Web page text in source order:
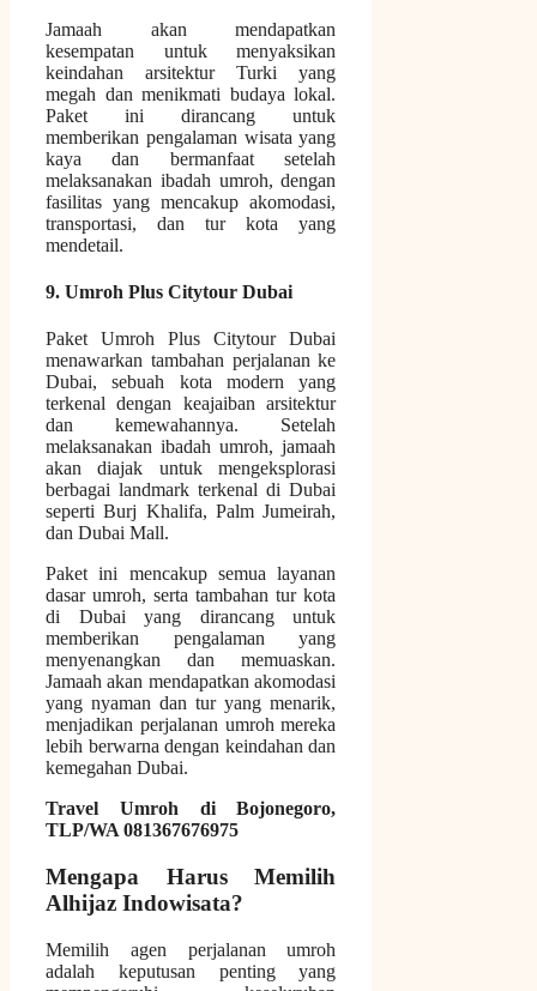
Jamaah akan mendapatkan
kesempatan untuk menyaksikan
keindahan arsitektur Turki yang
megah dan menikmati budaya lokal.
Paket ini dirancang untuk
memberikan pengalaman wisata yang
kaya dan bermanfaat setelah
melaksanakan ibadah umroh, dengan
fasilitas yang mencakup akomodasi,
transportasi, dan tur kota yang
mendetail.
9. Umroh Plus Citytour Dubai
Paket Umroh Plus Citytour Dubai
menawarkan tambahan perjalanan ke
Dubai, sebuah kota modern yang
terkenal dengan keajaiban arsitektur
dan kemewahannya. Setelah
melaksanakan ibadah umroh, jamaah
akan diajak untuk mengeksplorasi
berbagai landmark terkenal di Dubai
seperti Burj Khalifa, Palm Jumeirah,
dan Dubai Mall.
Paket ini mencakup semua layanan
dasar umroh, serta tambahan tur kota
di Dubai yang dirancang untuk
memberikan pengalaman yang
menyenangkan dan memuaskan.
Jamaah akan mendapatkan akomodasi
yang nyaman dan tur yang menarik,
menjadikan perjalanan umroh mereka
lebih berwarna dengan keindahan dan
kemegahan Dubai.
Travel Umroh di Bojonegoro,
TLP/WA 081367676975
Mengapa Harus Memilih
Alhijaz Indowisata?
Memilih agen perjalanan umroh
adalah keputusan penting yang